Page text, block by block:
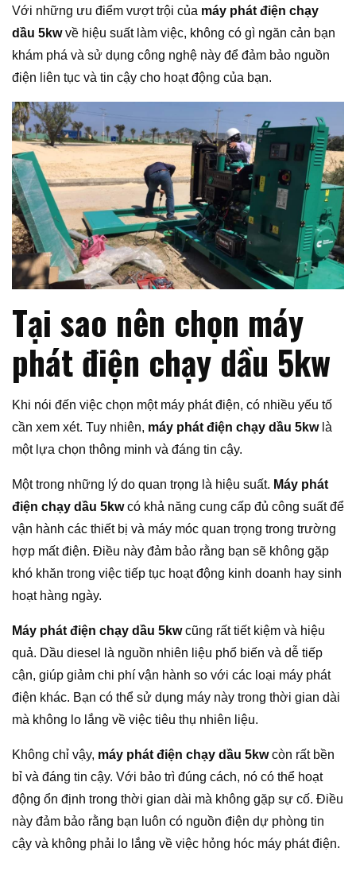
Với những ưu điểm vượt trội của máy phát điện chạy
dầu 5kwvề hiệu suất làm việc, không có gì ngăn cản bạn
khám phá và sử dụng công nghệ này để đảm bảo nguồn
điện liên tục và tin cậy cho hoạt động của bạn.
Tại sao nên chọn máy
phát điện chạy dầu 5kw
Khi nói đến việc chọn một máy phát điện, có nhiều yếu tố
cần xem xét. Tuy nhiên, máy phát điện chạy dầu 5kwlà
một lựa chọn thông minh và đáng tin cậy.
Một trong những lý do quan trọng là hiệu suất. Máy phát
điện chạy dầu 5kwcó khả năng cung cấp đủ công suất để
vận hành các thiết bị và máy móc quan trọng trong trường
hợp mất điện. Điều này đảm bảo rằng bạn sẽ không gặp
khó khăn trong việc tiếp tục hoạt động kinh doanh hay sinh
hoạt hàng ngày.
Máy phát điện chạy dầu 5kwcũng rất tiết kiệm và hiệu
quả. Dầu diesel là nguồn nhiên liệu phổ biến và dễ tiếp
cận, giúp giảm chi phí vận hành so với các loại máy phát
điện khác. Bạn có thể sử dụng máy này trong thời gian dài
mà không lo lắng về việc tiêu thụ nhiên liệu.
Không chỉ vậy, máy phát điện chạy dầu 5kwcòn rất bền
bỉ và đáng tin cậy. Với bảo trì đúng cách, nó có thể hoạt
động ổn định trong thời gian dài mà không gặp sự cố. Điều
này đảm bảo rằng bạn luôn có nguồn điện dự phòng tin
cậy và không phải lo lắng về việc hỏng hóc máy phát điện.